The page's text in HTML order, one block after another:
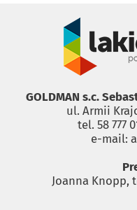
GOLDMAN s.c.
ul. Armii
tel. 58 777
e-mail:
Joanna Knopp,